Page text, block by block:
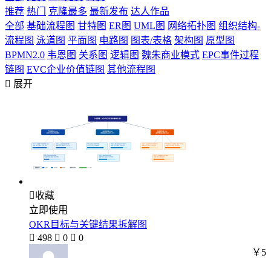
推荐 热门 克隆最多 最新发布 达人作品
全部 基础流程图 甘特图 ER图 UML图 网络拓扑图 组织结构-
流程图 泳道图 平面图 电路图 图表/表格 架构图 原型图
BPMN2.0 韦恩图 关系图 逻辑图 魏朱商业模式 EPC事件过程
链图 EVC企业价值链图 其他流程图
 展开
收藏
立即使用
OKR目标与关键结果拆解图
 498  0  0
￥5